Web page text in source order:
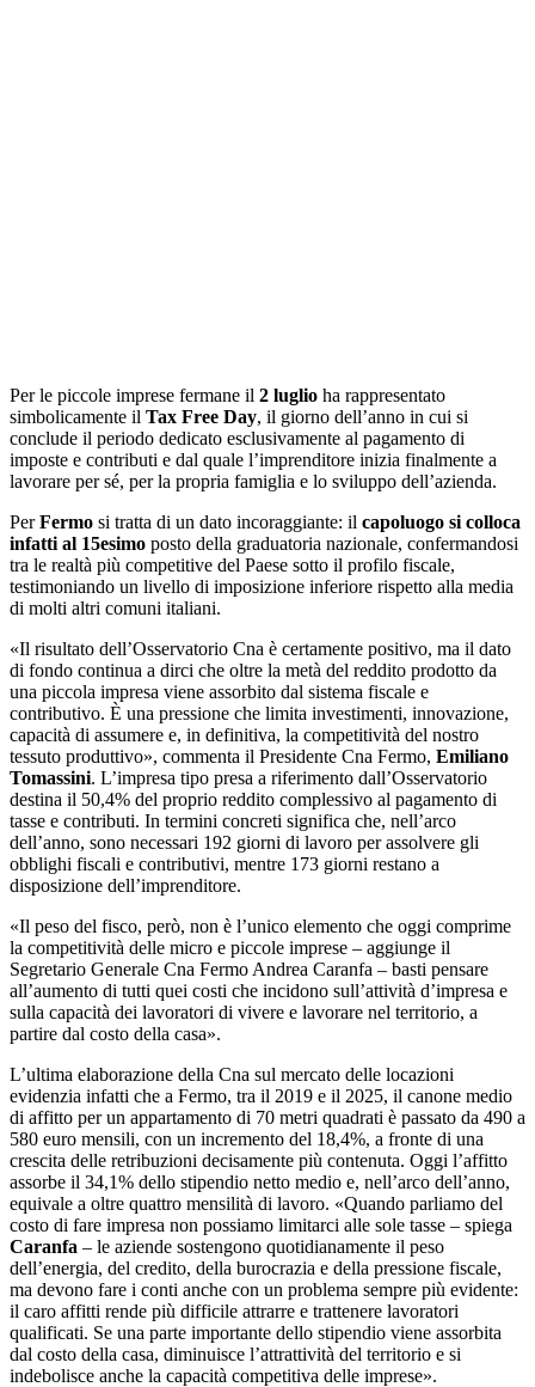
Per le piccole imprese fermane il 2 luglio ha rappresentato
simbolicamente il Tax Free Day, il giorno dell’anno in cui si
conclude il periodo dedicato esclusivamente al pagamento di
imposte e contributi e dal quale l’imprenditore inizia finalmente a
lavorare per sé, per la propria famiglia e lo sviluppo dell’azienda.
PerFermo si tratta di un dato incoraggiante: il capoluogo si colloca
infatti al 15esimo posto della graduatoria nazionale, confermandosi
tra le realtà più competitive del Paese sotto il profilo fiscale,
testimoniando un livello di imposizione inferiore rispetto alla media
di molti altri comuni italiani.
«Il risultato dell’Osservatorio Cna è certamente positivo, ma il dato
di fondo continua a dirci che oltre la metà del reddito prodotto da
una piccola impresa viene assorbito dal sistema fiscale e
contributivo. È una pressione che limita investimenti, innovazione,
capacità di assumere e, in definitiva, la competitività del nostro
tessuto produttivo», commenta il Presidente Cna Fermo, Emiliano
Tomassini. L’impresa tipo presa a riferimento dall’Osservatorio
destina il 50,4% del proprio reddito complessivo al pagamento di
tasse e contributi. In termini concreti significa che, nell’arco
dell’anno, sono necessari 192 giorni di lavoro per assolvere gli
obblighi fiscali e contributivi, mentre 173 giorni restano a
disposizione dell’imprenditore.
«Il peso del fisco, però, non è l’unico elemento che oggi comprime
la competitività delle micro e piccole imprese – aggiunge il
Segretario Generale Cna Fermo Andrea Caranfa – basti pensare
all’aumento di tutti quei costi che incidono sull’attività d’impresa e
sulla capacità dei lavoratori di vivere e lavorare nel territorio, a
partire dal costo della casa».
L’ultima elaborazione della Cna sul mercato delle locazioni
evidenzia infatti che a Fermo, tra il 2019 e il 2025, il canone medio
di affitto per un appartamento di 70 metri quadrati è passato da 490 a
580 euro mensili, con un incremento del 18,4%, a fronte di una
crescita delle retribuzioni decisamente più contenuta. Oggi l’affitto
assorbe il 34,1% dello stipendio netto medio e, nell’arco dell’anno,
equivale a oltre quattro mensilità di lavoro. «Quando parliamo del
costo di fare impresa non possiamo limitarci alle sole tasse – spiega
Caranfa – le aziende sostengono quotidianamente il peso
dell’energia, del credito, della burocrazia e della pressione fiscale,
ma devono fare i conti anche con un problema sempre più evidente:
il caro affitti rende più difficile attrarre e trattenere lavoratori
qualificati. Se una parte importante dello stipendio viene assorbita
dal costo della casa, diminuisce l’attrattività del territorio e si
indebolisce anche la capacità competitiva delle imprese».